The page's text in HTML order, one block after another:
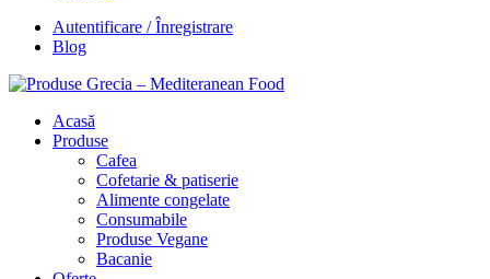
Autentificare / Înregistrare
Blog
Acasă
Produse
Cafea
Cofetarie & patiserie
Alimente congelate
Consumabile
Produse Vegane
Bacanie